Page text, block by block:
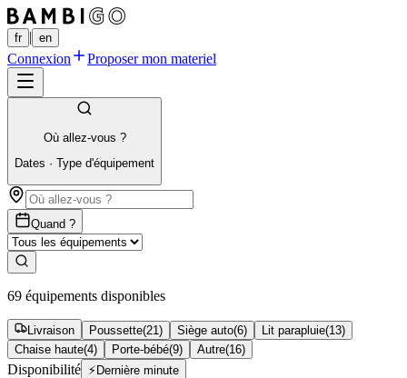
fr | en
Connexion Proposer mon materiel
Où allez-vous ?
Dates · Type d'équipement
Quand ?
69 équipements disponibles
Livraison Poussette(21 ) Siège auto(6) Lit parapluie(13)
Chaise haute(4) Porte-bébé(9) Autre(16)
Disponibilité ⚡ Dernière minute